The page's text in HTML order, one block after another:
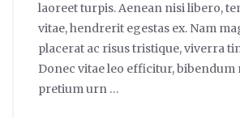
laoreet turpis. Aenean nisi libero,
vitae, hendrerit egestas ex. Nam
placerat ac risus tristique, viverra
Donec vitae leo efficitur, bibendum
pretium urn …